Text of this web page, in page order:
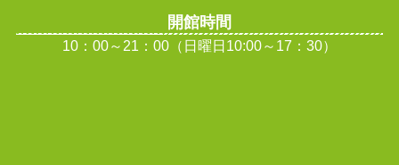
開館時間
10：00～21：00（日曜日10:00～17：30）